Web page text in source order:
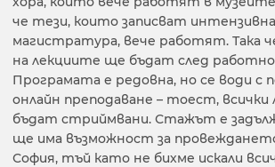
че тези, които записват интензивна
магистратура, вече работят. Така
на лекциите ще бъдат след
Програмата е редовна, но се води с
онлайн преподаване – тоест, всички
бъдат стриймвани. Стажът е
ще има възможност за
София, тъй като не бихме искали